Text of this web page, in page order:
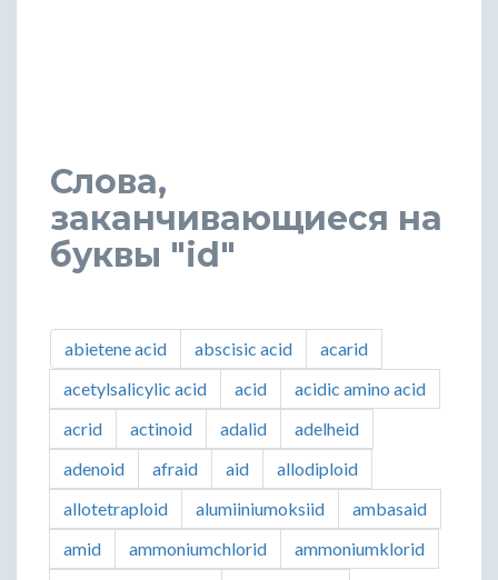
Слова,
заканчивающиеся на
буквы "id"
abietene acid abscisic acid
acarid
acetylsalicylic acid
acid
acidic amino acid
acrid
actinoid adalid
adelheid
adenoid
afraid aid
allodiploid
allotetraploid
alumiiniumoksiid
ambasaid
amid
ammoniumchlorid
ammoniumklorid